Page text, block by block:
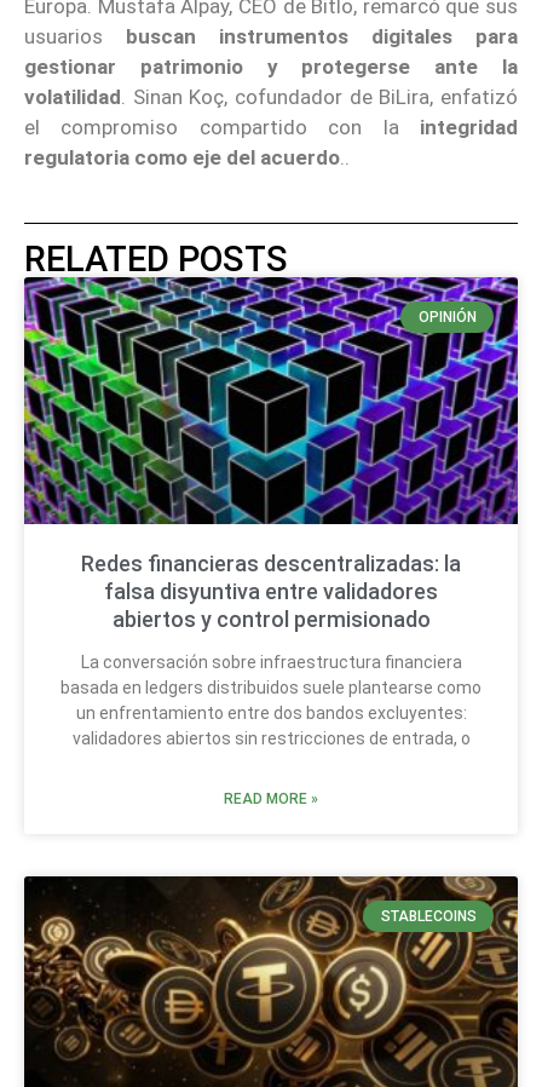
Europa. Mustafa Alpay, CEO de Bitlo, remarcó que sus
usuarios buscan instrumentos digitales para
gestionar patrimonio y protegerse ante la
volatilidad. Sinan Koç, cofundador de BiLira, enfatizó
el compromiso compartido con la integridad
regulatoria como eje del acuerdo..
RELATED POSTS
OPINIÓN
Redes financieras descentralizadas: la
falsa disyuntiva entre validadores
abiertos y control permisionado
La conversación sobre infraestructura financiera
basada en ledgers distribuidos suele plantearse como
un enfrentamiento entre dos bandos excluyentes:
validadores abiertos sin restricciones de entrada, o
READ MORE »
STABLECOINS